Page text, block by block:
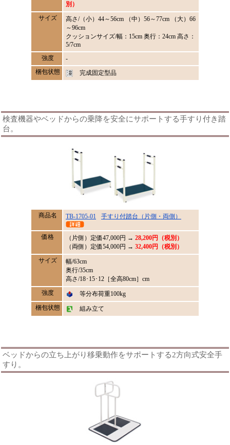
別）
サイズ
高さ/（小）44～56cm （中）56～77cm （大）66
～96cm
クッションサイズ/幅：15cm 奥行：24cm 高さ：
5/7cm
強度
-
梱包状態
完成固定型品
検査機器やベッドからの乗降を安全にサポートする手すり付き踏
台。
商品名 TB-1705-01 手すり付踏台（片側・両側）
価格 （片側）定価47,000円 → 28,200円（税別）
（両側）定価54,000円 → 32,400円（税別）
サイズ
幅/63cm
奥行/35cm
高さ/18･15･12［全高80cm］cm
強度
等分布荷重100kg
梱包状態
組み立て
ベッドからの立ち上がり移乗動作をサポートする2方向式安全手
すり。